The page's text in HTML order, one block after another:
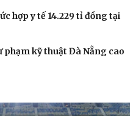
hợp y tế 14.229 tỉ đồng tại
kỹ thuật Đà Nẵng cao